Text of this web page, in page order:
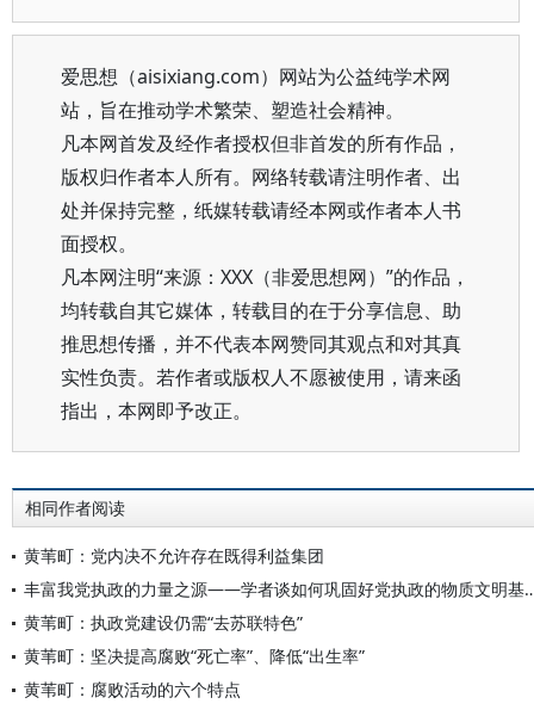
爱思想（aisixiang.com）网站为公益纯学术网
站，旨在推动学术繁荣、塑造社会精神。
凡本网首发及经作者授权但非首发的所有作品，
版权归作者本人所有。网络转载请注明作者、出
处并保持完整，纸媒转载请经本网或作者本人书
面授权。
凡本网注明“来源：XXX（非爱思想网）”的作品，
均转载自其它媒体，转载目的在于分享信息、助
推思想传播，并不代表本网赞同其观点和对其真
实性负责。若作者或版权人不愿被使用，请来函
指出，本网即予改正。
相同作者阅读
黄苇町：党内决不允许存在既得利益集团
丰富我党执政的力量之源——学者谈
黄苇町：执政党建设仍需“去苏联特色”
黄苇町：坚决提高腐败“死亡率”、降低“出生率”
黄苇町：腐败活动的六个特点